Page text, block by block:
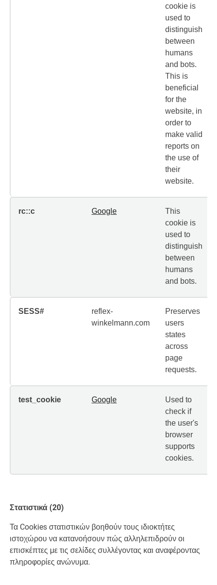
cookie is
used to
distinguish
between
humans
and bots.
This is
beneficial
for the
website, in
order to
make valid
reports on
the use of
their
website.
rc::c Google
This
cookie is
used to
distinguish
between
humans
and bots.
SESS#
reflex-
winkelmann.com
Preserves
users
states
across
page
requests.
test_cookie Google
Used to
check if
the user's
browser
supports
cookies.
Στατιστικά (20)
Τα Cookies στατιστικών βοηθούν τους ιδιοκτήτες
ιστοχώρου να κατανοήσουν πώς αλληλεπιδρούν οι
επισκέπτες με τις σελίδες συλλέγοντας και αναφέροντας
πληροφορίες ανώνυμα.